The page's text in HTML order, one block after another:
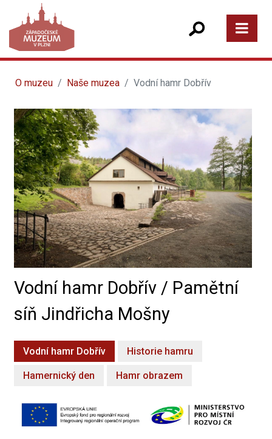
O muzeu Naše muzea Vodní hamr Dobřív
Vodní hamr Dobřív / Pamětní
síň Jindřicha Mošny
Vodní hamr Dobřív Historie hamru
Hamernický den Hamr obrazem